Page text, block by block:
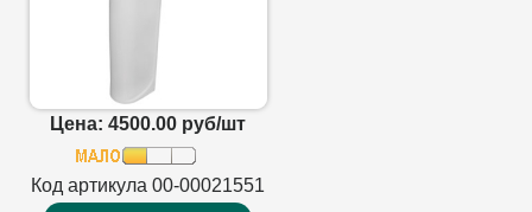
Цена: 4500.00 руб/шт
Код артикула 00-00021551